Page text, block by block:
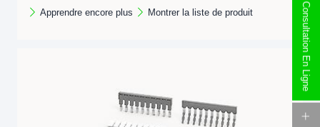
Apprendre encore plus Montrer la liste de produit Consultation En Ligne